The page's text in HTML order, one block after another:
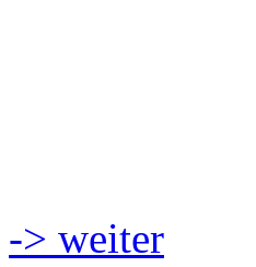
-> weiter